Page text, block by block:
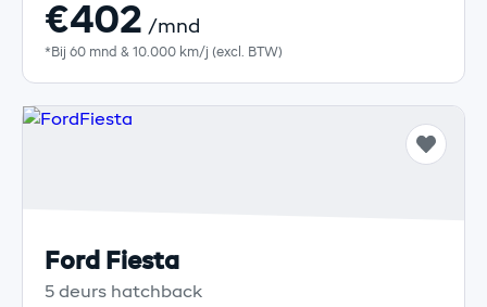
€402 /mnd
*Bij 60 mnd & 10.000 km/j (excl. BTW)
Ford Fiesta
5 deurs hatchback